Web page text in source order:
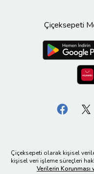
Çiçeksepeti
Çiçeksepeti olarak kişisel
kişisel veri işleme süreçleri
Verilerin Korunması